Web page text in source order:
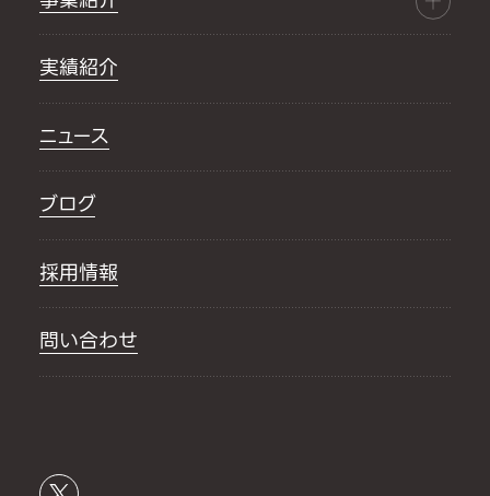
実績紹介
ニュース
ブログ
採用情報
問い合わせ